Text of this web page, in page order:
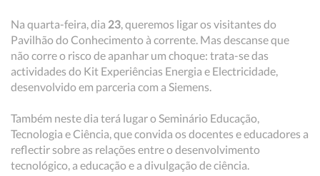
Na quarta-feira, dia 23, queremos ligar os visitantes do
Pavilhão do Conhecimento à corrente. Mas descanse que
não corre o risco de apanhar um choque: trata-se das
actividades do Kit Experiências Energia e Electricidade,
desenvolvido em parceria com a Siemens.
Também neste dia terá lugar o Seminário Educação,
Tecnologia e Ciência, que convida os docentes e educadores a
reflectir sobre as relações entre o desenvolvimento
tecnológico, a educação e a divulgação de ciência.